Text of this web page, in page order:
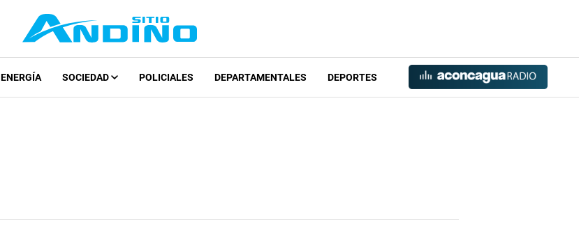
ENERGÍA SOCIEDAD POLICIALES DEPARTAMENTALES DEPORTES